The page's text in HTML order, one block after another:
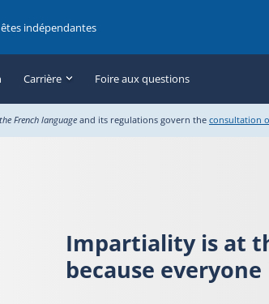
indépendantes
Carrière Foire aux questions
French language and its regulations govern the consultation
Impartiality is at
because